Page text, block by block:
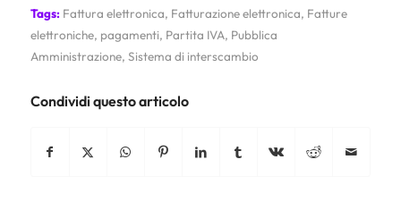
Tags: Fattura elettronica, Fatturazione elettronica, Fatture
elettroniche, pagamenti, Partita IVA, Pubblica
Amministrazione, Sistema di interscambio
Condividi questo articolo